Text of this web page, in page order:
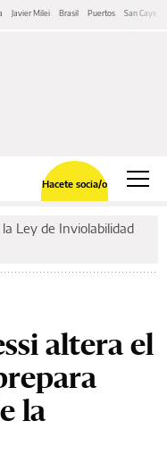
Javier Milei Brasil Puertos San
Hacete socia/o
Ley de Inviolabilidad
altera el
la